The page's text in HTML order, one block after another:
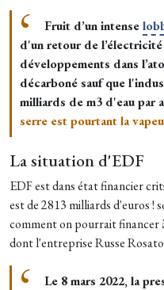
Fruit d’un intense
d'un retour de
développements dans
décarboné sauf que
milliards de m3 d'eau par
serre est pourtant la
La situation d'EDF
EDF est dans état financier
est de 2813 milliards d'euros !
comment on pourrait financer
dont l'entreprise Russe
Le 8 mars 2022, la